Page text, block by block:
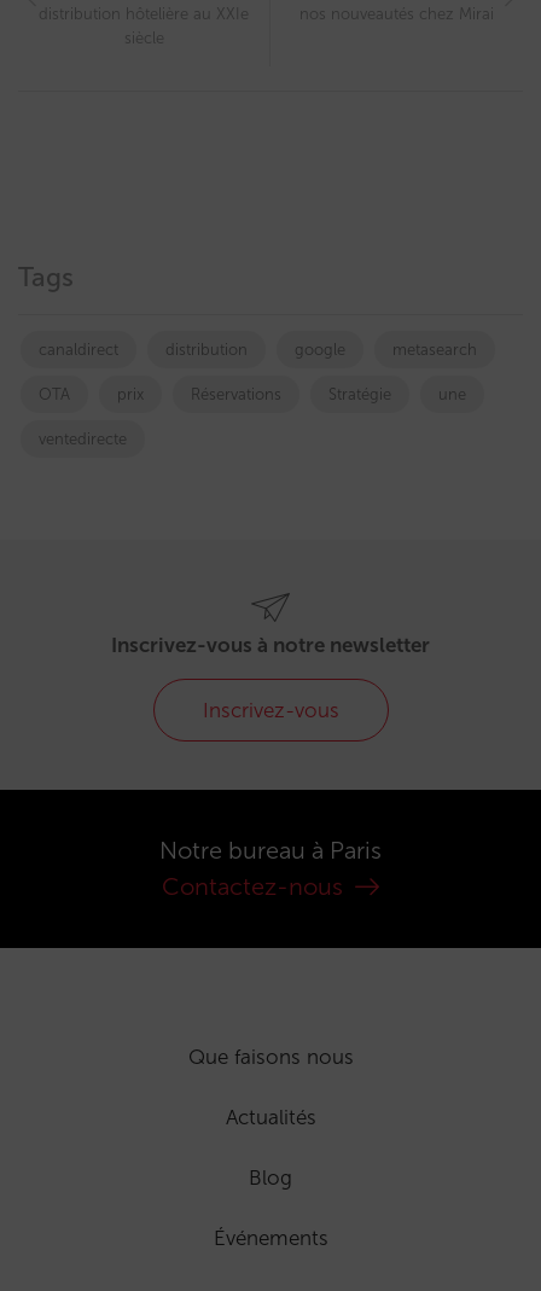
distribution hôtelière au XXIe
siècle
nos nouveautés chez Mirai
Tags
canaldirect distribution google metasearch
OTA prix Réservations Stratégie une
ventedirecte
Inscrivez-vous à notre newsletter
Inscrivez-vous
Notre bureau à Paris
Contactez-nous
Que faisons nous
Actualités
Blog
Événements